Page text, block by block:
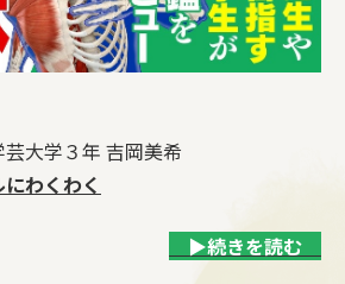
大学３年 吉岡美希
わくわく
▶続きを読む